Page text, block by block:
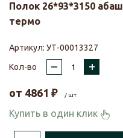
Полок 26*93*3150 абаш
термо
Артикул: УТ-00013327
Кол-во
– +
от 4861 ₽ / шт
Купить в один клик